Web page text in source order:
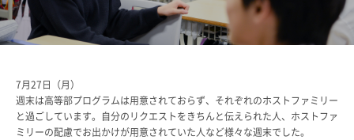
特色ある教育
キリスト教教育
国際交流
平和・共生学習
7月27日（月）
週末は高等部プログラムは用意されておらず、それぞれのホストファミリー
と過ごしています。自分のリクエストをきちんと伝えられた人、ホストファ
ミリーの配慮でお出かけが用意されていた人など様々な週末でした。